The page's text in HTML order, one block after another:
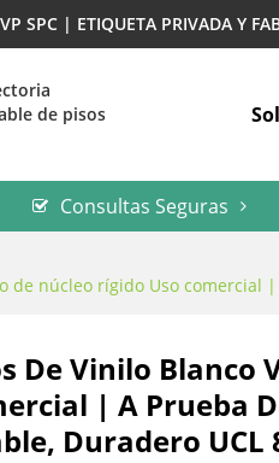
SPC | ETIQUETA PRIVADA Y
de pisos
Consultas Seguras
de núcleo rígido Uso
De Vinilo Blanco
| A Prueba
Duradero UCL